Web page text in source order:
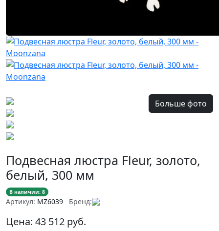
Больше фото
Подвесная люстра Fleur, золото,
белый, 300 мм
В наличии: 8
Артикул: MZ6039 Бренд:
Цена: 43 512 руб.